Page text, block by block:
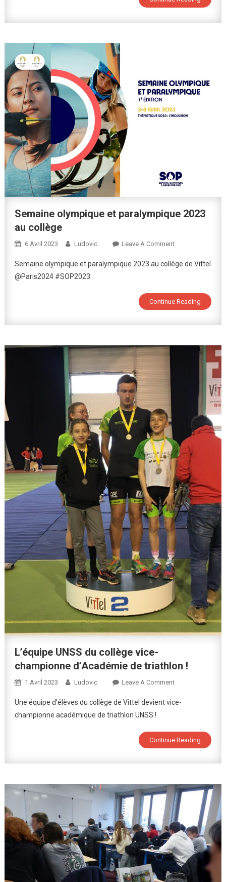
Semaine olympique et paralympique 2023
au collège
6 Avril 2023 Ludovic Leave A CommentOn
Olympique
2023
Semaine olympique et paralympique 2023 au collège de Vittel
@Paris2024 #SOP2023
Continue Reading
L’équipe UNSS du collège vice-
championne d’Académie de triathlon !
1 Avril 2023 Ludovic Leave A CommentOn
UNSS
Vice-
Triathlon
!
Une équipe d’élèves du collège de Vittel devient vice-
championne académique de triathlon UNSS !
Continue Reading